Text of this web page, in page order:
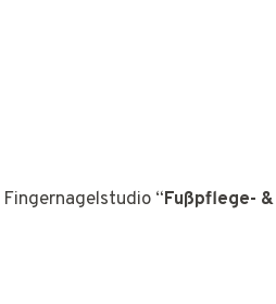
“Fußpflege- &